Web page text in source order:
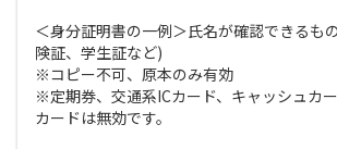
＜身分証明書の一例＞氏名が確認できるも
険証、学生証など)
※コピー不可、原本のみ有効
※定期券、交通系ICカード、キャッシュカ
カードは無効です。